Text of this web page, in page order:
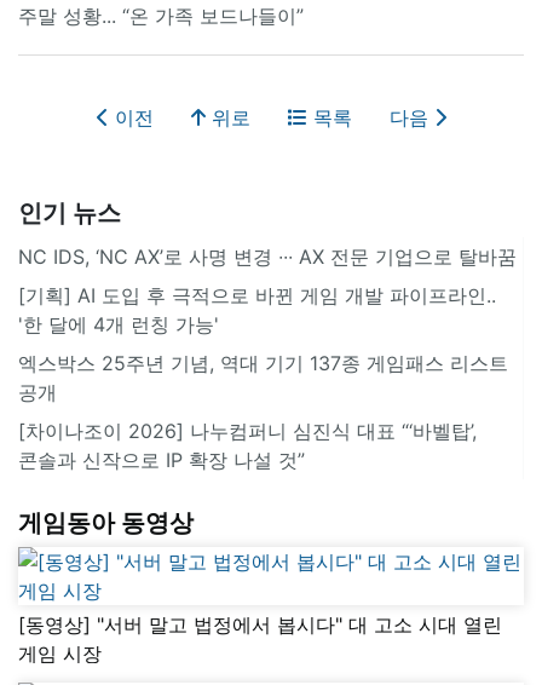
주말 성황... “온 가족 보드나들이”
이전 위로 목록 다음
인기 뉴스
NC IDS, ‘NC AX’로 사명 변경 ∙∙∙ AX 전문 기업으로 탈바꿈
[기획] AI 도입 후 극적으로 바뀐 게임 개발 파이프라인..
'한 달에 4개 런칭 가능'
엑스박스 25주년 기념, 역대 기기 137종 게임패스 리스트
공개
[차이나조이 2026] 나누컴퍼니 심진식 대표 “‘바벨탑’,
콘솔과 신작으로 IP 확장 나설 것”
게임동아 동영상
[동영상] "서버 말고 법정에서 봅시다" 대 고소 시대 열린
게임 시장